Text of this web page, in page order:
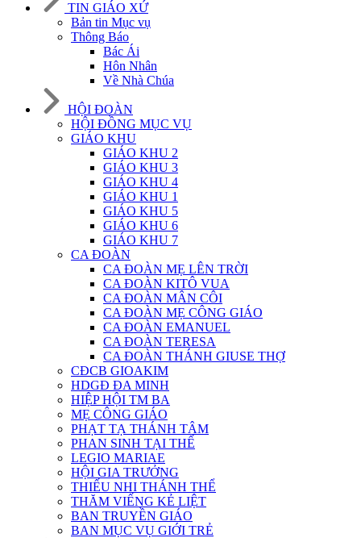
TIN GIÁO XỨ
Bản tin Mục vụ
Thông Báo
Bác Ái
Hôn Nhân
Về Nhà Chúa
HỘI ĐOÀN
HỘI ĐỒNG MỤC VỤ
GIÁO KHU
GIÁO KHU 2
GIÁO KHU 3
GIÁO KHU 4
GIÁO KHU 1
GIÁO KHU 5
GIÁO KHU 6
GIÁO KHU 7
CA ĐOÀN
CA ĐOÀN MẸ LÊN TRỜI
CA ĐOÀN KITÔ VUA
CA ĐOÀN MÂN CÔI
CA ĐOÀN MẸ CÔNG GIÁO
CA ĐOÀN EMANUEL
CA ĐOÀN TERESA
CA ĐOÀN THÁNH GIUSE THỢ
CĐCB GIOAKIM
HDGĐ ĐA MINH
HIỆP HỘI TM BA
MẸ CÔNG GIÁO
PHẠT TẠ THÁNH TÂM
PHAN SINH TẠI THẾ
LEGIO MARIAE
HỘI GIA TRƯỞNG
THIẾU NHI THÁNH THỂ
THĂM VIẾNG KẺ LIỆT
BAN TRUYỀN GIÁO
BAN MỤC VỤ GIỚI TRẺ